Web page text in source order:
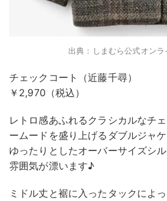
出典：しまむら公式オンラ
チェックコート（近藤千尋）
￥2,970（税込）
レトロ感あふれるクラシカルなチ
ームードを盛り上げるダブルジャ
ゆったりとしたオーバーサイズシ
雰囲気が漂います♪
ミドル丈と裾に入ったタックによ